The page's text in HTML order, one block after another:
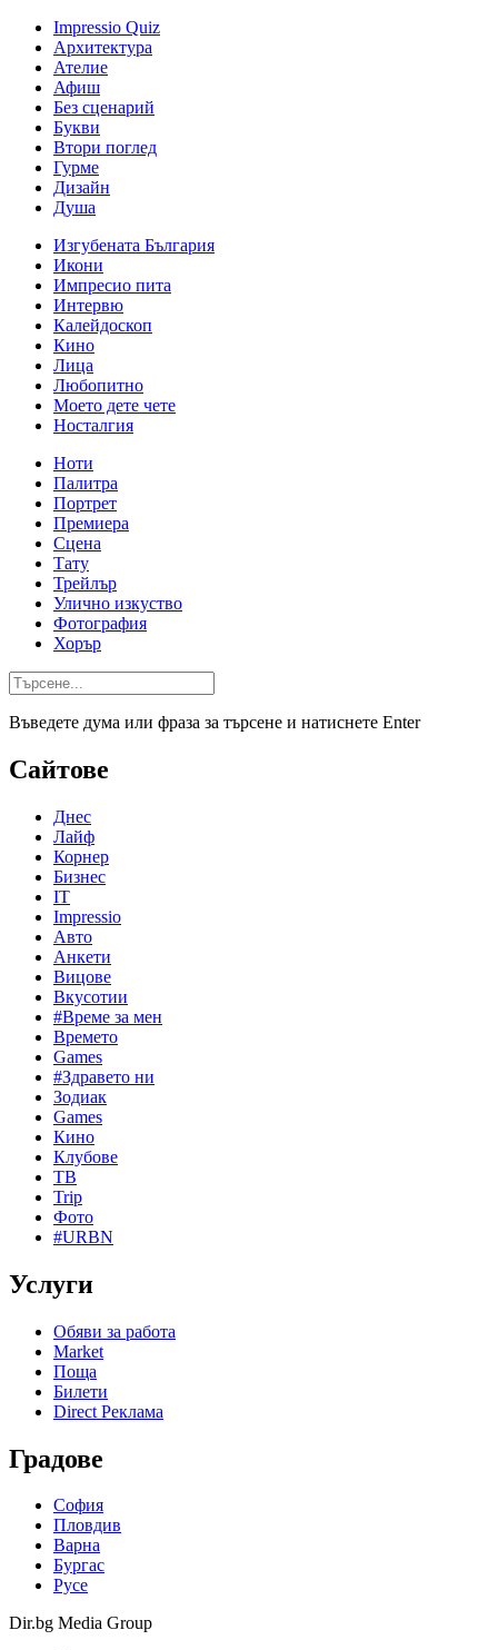
Impressio Quiz
Архитектура
Ателие
Афиш
Без сценарий
Букви
Втори поглед
Гурме
Дизайн
Душа
Изгубената България
Икони
Импресио пита
Интервю
Калейдоскоп
Кино
Лица
Любопитно
Моето дете чете
Носталгия
Ноти
Палитра
Портрет
Премиера
Сцена
Тату
Трейлър
Улично изкуство
Фотография
Хорър
Въведете дума или фраза за търсене и натиснете Enter
Сайтове
Днес
Лайф
Корнер
Бизнес
IT
Impressio
Авто
Анкети
Вицове
Вкусотии
#Време за мен
Времето
Games
#Здравето ни
Зодиак
Games
Кино
Клубове
ТВ
Trip
Фото
#URBN
Услуги
Обяви за работа
Market
Поща
Билети
Direct Реклама
Градове
София
Пловдив
Варна
Бургас
Русе
Dir.bg Media Group